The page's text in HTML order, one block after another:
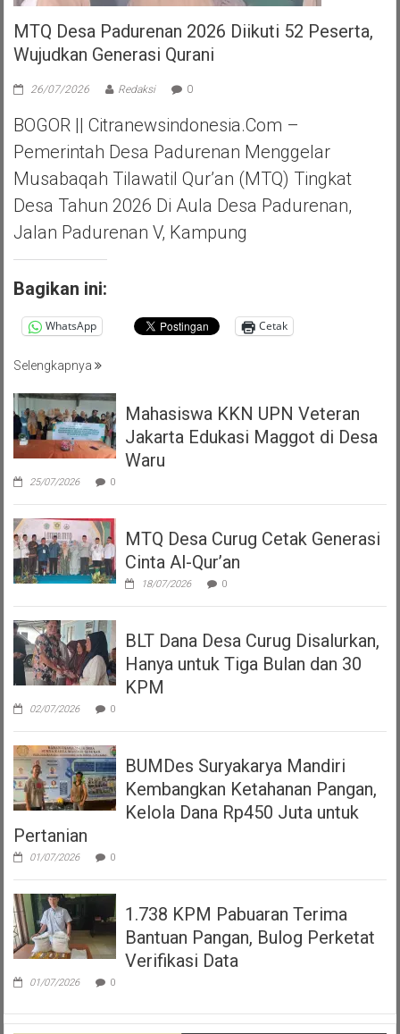
MTQ Desa Padurenan 2026 Diikuti 52 Peserta,
Wujudkan Generasi Qurani
26/07/2026 Redaksi 0
BOGOR || Citranewsindonesia.com –
Pemerintah Desa Padurenan Menggelar
Musabaqah Tilawatil Qur’an (MTQ) Tingkat
Desa Tahun 2026 Di Aula Desa Padurenan,
Jalan Padurenan V, Kampung
Bagikan ini:
WhatsApp Cetak
Selengkapnya
Mahasiswa KKN UPN Veteran
Jakarta Edukasi Maggot di Desa
Waru
25/07/2026 0
MTQ Desa Curug Cetak Generasi
Cinta Al-Qur’an
18/07/2026 0
BLT Dana Desa Curug Disalurkan,
Hanya untuk Tiga Bulan dan 30
KPM
02/07/2026 0
BUMDes Suryakarya Mandiri
Kembangkan Ketahanan Pangan,
Kelola Dana Rp450 Juta untuk
Pertanian
01/07/2026 0
1.738 KPM Pabuaran Terima
Bantuan Pangan, Bulog Perketat
Verifikasi Data
01/07/2026 0